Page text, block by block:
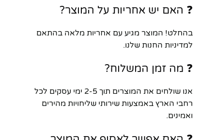
❓ האם יש אחריות על המוצר?
בהחלט! המוצר מגיע עם אחריות מלאה בהתאם
למדיניות החנות שלנו.
❓ מה זמן המשלוח?
אנו שולחים את המוצרים תוך 2-5 ימי עסקים לכל
רחבי הארץ באמצעות שירותי שליחויות מהירים
ואמינים.